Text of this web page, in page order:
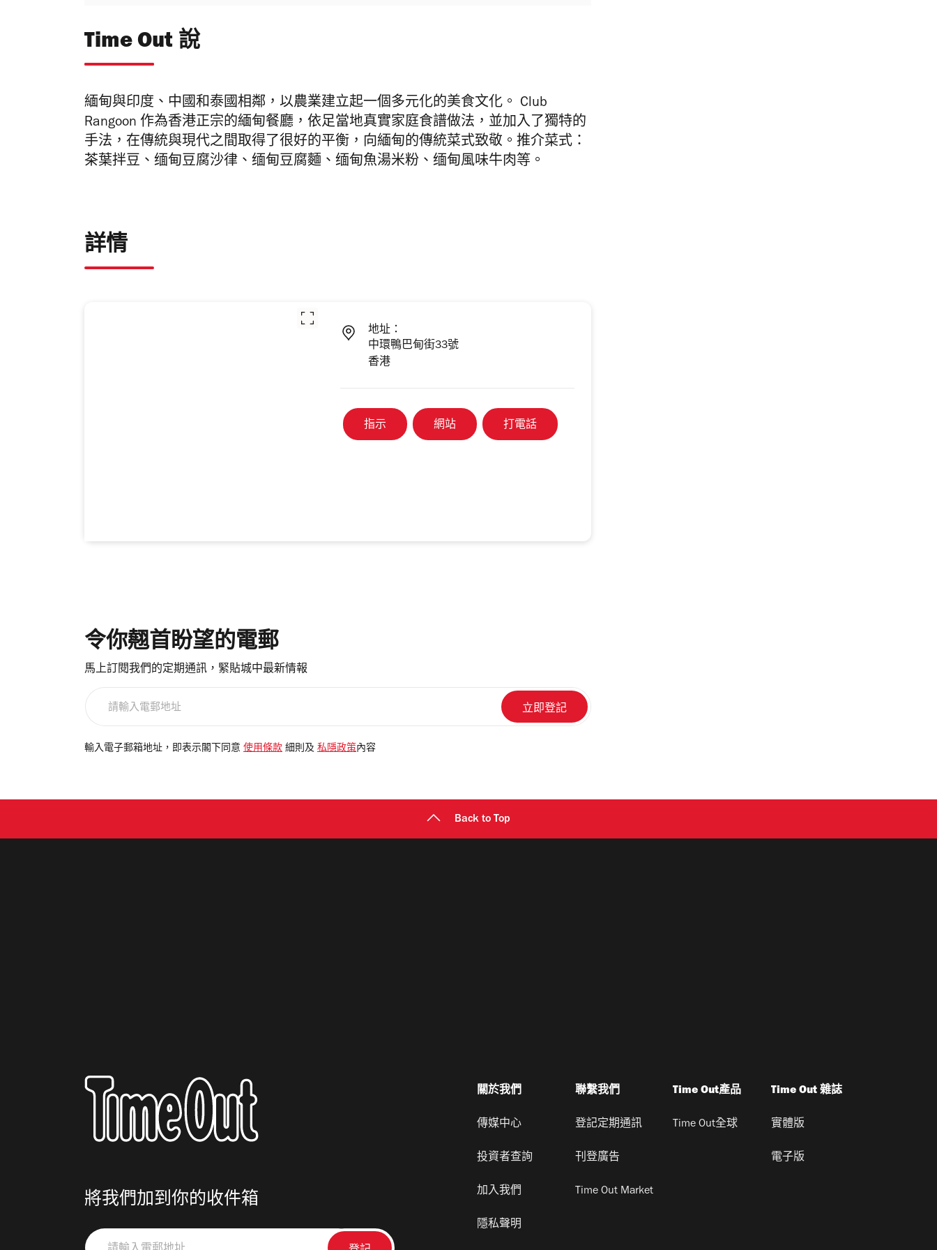
Time Out 說
緬甸與印度、中國和泰國相鄰，以農業建立起一個多元化的美食文化。 Club
Rangoon 作為香港正宗的緬甸餐廳，依足當地真實家庭食譜做法，並加入了獨特的
手法，在傳統與現代之間取得了很好的平衡，向緬甸的傳統菜式致敬。推介菜式：
茶葉拌豆、缅甸豆腐沙律、缅甸豆腐麵、缅甸魚湯米粉、缅甸風味牛肉等。
詳情
地址：
中環鴨巴甸街33號
香港
指示 網站 打電話
令你翹首盼望的電郵
馬上訂閱我們的定期通訊，緊貼城中最新情報
電
輸入電子郵箱地址，即表示閣下同意 使用條款 細則及 私隱政策 內容
Back to Top
將我們加到你的收件箱
請
關於我們
傳媒中心
投資者查詢
加入我們
隱私聲明
聯繫我們
登記定期通訊
刊登廣告
Time Out Market
Time Out產品
Time Out全球
Time Out 雜誌
實體版
電子版